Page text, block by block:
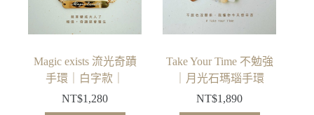
Magic exists 流光奇蹟
手環｜白字款｜
NT$1,280
Take Your Time 不勉強
｜月光石瑪瑙手環
NT$1,890